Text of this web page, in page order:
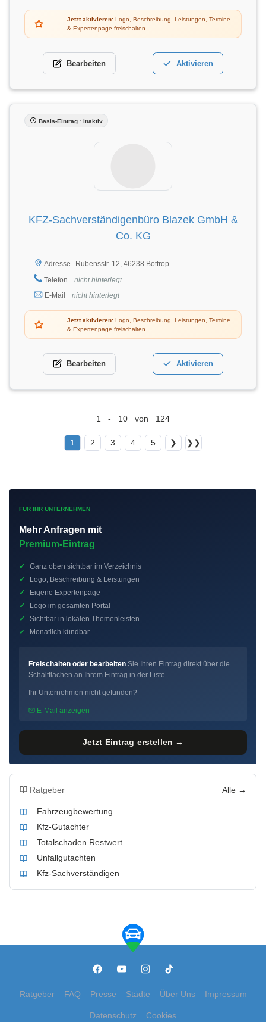
Jetzt aktivieren: Logo, Beschreibung, Leistungen, Termine
& Expertenpage freischalten.
Bearbeiten Aktivieren
Basis-Eintrag · inaktiv
KFZ-Sachverständigenbüro Blazek GmbH &
Co. KG
Adresse
Rubensstr. 12, 46238 Bottrop
Telefon
nicht hinterlegt
E-Mail
nicht hinterlegt
Jetzt aktivieren: Logo, Beschreibung, Leistungen, Termine
& Expertenpage freischalten.
Bearbeiten Aktivieren
1 - 10 von 124
1 2 3 4 5 ❯ ❯❯
FÜR IHR UNTERNEHMEN
Mehr Anfragen mit
Premium-Eintrag
✓
Ganz oben sichtbar im Verzeichnis
✓
Logo, Beschreibung & Leistungen
✓
Eigene Expertenpage
✓
Logo im gesamten Portal
✓
Sichtbar in lokalen Themenleisten
✓
Monatlich kündbar
Freischalten oder bearbeiten Sie Ihren Eintrag direkt über die
Schaltflächen an Ihrem Eintrag in der Liste.
Ihr Unternehmen nicht gefunden?
E-Mail anzeigen
Jetzt Eintrag erstellen →
Ratgeber Alle →
Fahrzeugbewertung
Kfz-Gutachter
Totalschaden Restwert
Unfallgutachten
Kfz-Sachverständigen
Ratgeber FAQ Presse Städte Über Uns Impressum
Datenschutz Cookies